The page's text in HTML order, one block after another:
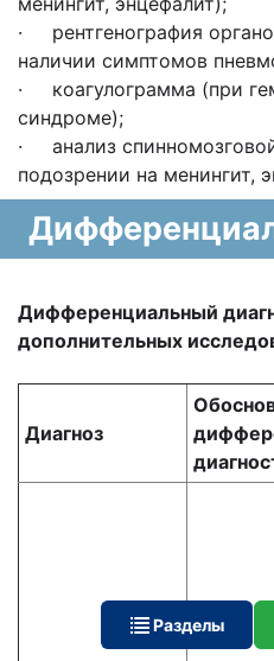
· рентгенография
наличии симптомов
· коагулограмма (при
синдроме);
· анализ
подозрении на менингит,
Дифференциальный
дополнительных
Диагноз
Разделы